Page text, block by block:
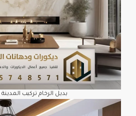
بديل الرخام تركيب المدينة